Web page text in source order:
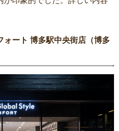
ート 博多駅中央街店（博多